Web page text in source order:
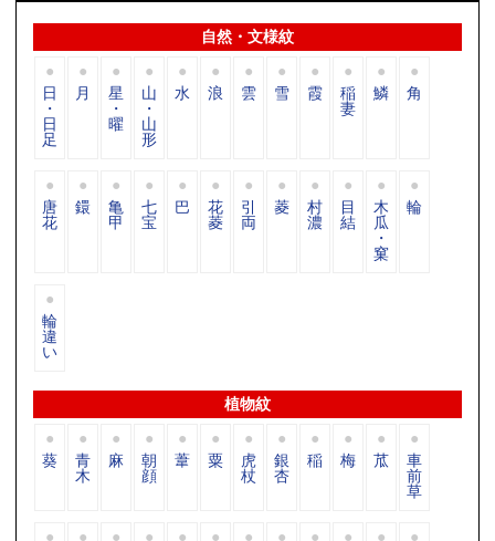
自然・文様紋
日
・
日
足
月 星
・
曜
山
・
山
形
水 浪 雲 雪 霞 稲
妻
鱗 角
唐
花
鐶 亀
甲
七
宝
巴 花
菱
引
両
菱 村
濃
目
結
木
瓜
・
窠
輪
輪
違
い
植物紋
葵 青
木
麻 朝
顔
葦 粟 虎
杖
銀
杏
稲 梅 苽 車
前
草